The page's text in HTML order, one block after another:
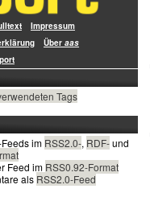
Impressum
Über aas
Tags
Feeds im RSS2.0-, RDF-und
Feed im RSS0.92-Format
als RSS2.0-Feed